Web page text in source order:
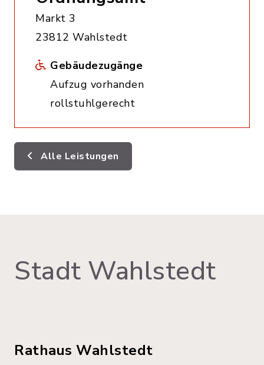
Markt 3
23812 Wahlstedt
Gebäudezugänge
Aufzug vorhanden
rollstuhlgerecht
Alle Leistungen
Stadt Wahlstedt
Rathaus Wahlstedt